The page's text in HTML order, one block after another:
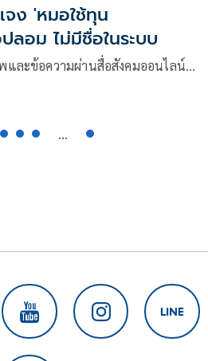
ง 'หมอใช้ทุน
ลอม ไม่มีชื่อในระบบ
และข้อความผ่านสื่อสังคมออนไลน์…
...